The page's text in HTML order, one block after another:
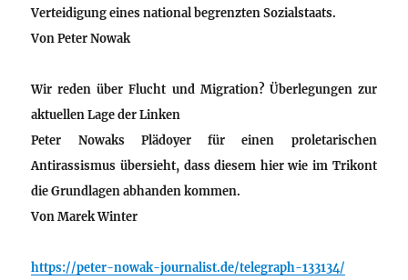
Verteidigung eines national begrenzten Sozialstaats.
VonPeter Nowak
Wir reden über Flucht und Migration? Überlegungen zur
aktuellen Lage der Linken
Peter Nowaks Plädoyer für einen proletarischen
Antirassismus übersieht, dass diesem hier wie im Trikont
die Grundlagen abhanden kommen.
VonMarek Winter
https://peter-nowak-journalist.de/telegraph-133134/